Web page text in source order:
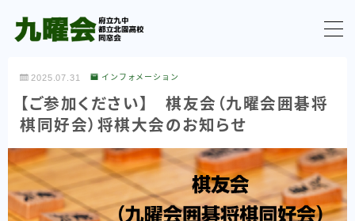
TOP
最新情報
理事会活動報告
九曜の集い（実行委員会）
2025.07.31 インフォメーション
【ご参加ください】 棋友会（九曜会囲碁将
棋同好会）将棋大会のお知らせ